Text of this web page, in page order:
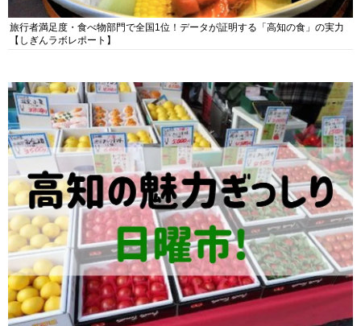
旅行者満足度・食べ物部門で全国1位！データが証明する「高知の食」の実力
【しぎんラボレポート】